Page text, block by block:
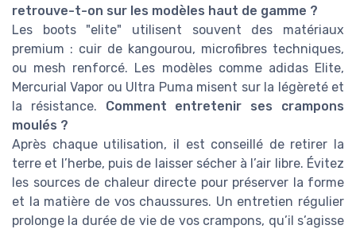
retrouve-t-on sur les modèles haut de gamme ?
Les boots "elite" utilisent souvent des matériaux
premium : cuir de kangourou, microfibres techniques,
ou mesh renforcé. Les modèles comme adidas Elite,
Mercurial Vapor ou Ultra Puma misent sur la légèreté et
la résistance. Comment entretenir ses crampons
moulés ?
Après chaque utilisation, il est conseillé de retirer la
terre et l’herbe, puis de laisser sécher à l’air libre. Évitez
les sources de chaleur directe pour préserver la forme
et la matière de vos chaussures. Un entretien régulier
prolonge la durée de vie de vos crampons, qu’il s’agisse